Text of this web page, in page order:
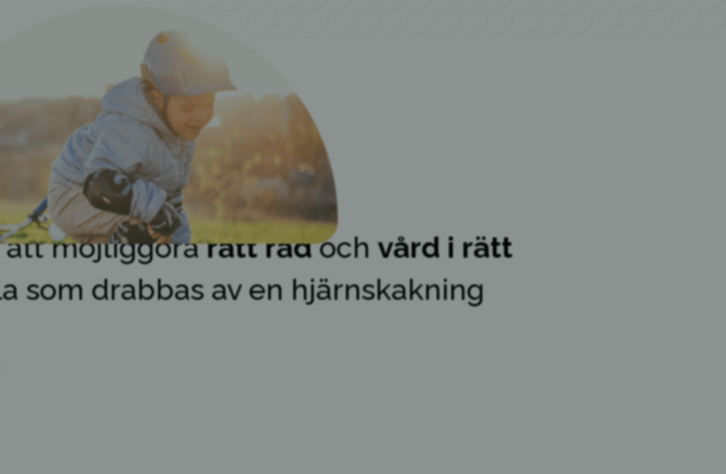
att möjliggörarätt rådoch vård i rätt
som drabbas av en hjärnskakning